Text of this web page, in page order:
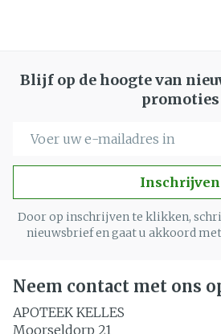
Blijf op de hoogte van
promoties
Inschrijven
Door op inschrijven te klikken,
nieuwsbrief en gaat u akkoord
Neem contact met ons
APOTEEK KELLES
Moorseldorp 21